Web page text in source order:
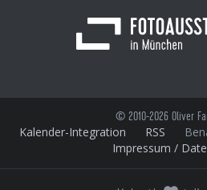
© 2010-2026 Oliver
Kalender-Integration
RSS
Impressum /